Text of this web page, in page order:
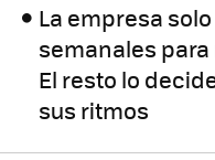
La empresa
semanales
El resto lo
sus ritmos